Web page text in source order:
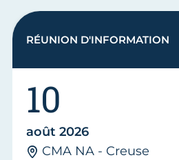
10
août 2026
CMA NA - Creuse
RÉUNION D'INFORMATION